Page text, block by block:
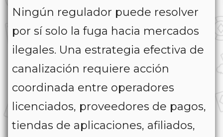
Ningún regulador puede resolver
por sí solo la fuga hacia mercados
ilegales. Una estrategia efectiva de
canalización requiere acción
coordinada entre operadores
licenciados, proveedores de pagos,
tiendas de aplicaciones, afiliados,